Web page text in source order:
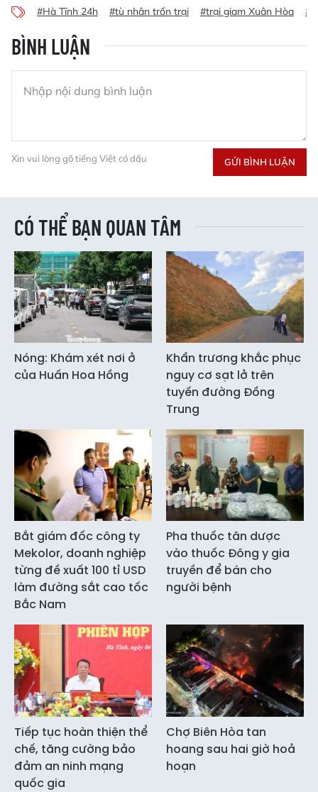
#Hà Tĩnh 24h #tù nhân trốn trại #trại giam Xuân Hòa
BÌNH LUẬN
Xin vui lòng gõ tiếng Việt có dấu GỬI BÌNH LUẬN
CÓ THỂ BẠN QUAN TÂM
Nóng: Khám xét nơi ở
của Huấn Hoa Hồng
Khẩn trương khắc phục
nguy cơ sạt lở trên
tuyến đường Đồng
Trung
Bắt giám đốc công ty
Mekolor, doanh nghiệp
từng đề xuất 100 tỉ USD
làm đường sắt cao tốc
Bắc Nam
Pha thuốc tân dược
vào thuốc Đông y gia
truyền để bán cho
người bệnh
Tiếp tục hoàn thiện thể
chế, tăng cường bảo
đảm an ninh mạng
quốc gia
Chợ Biên Hòa tan
hoang sau hai giờ hoả
hoạn